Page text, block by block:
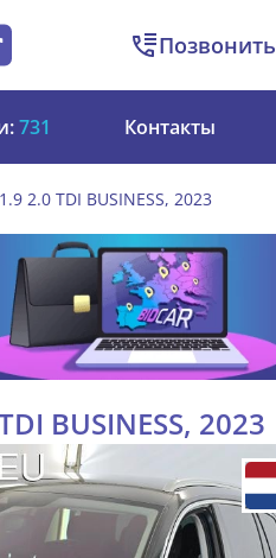
Позвонить
731 Контакты
2.0 TDI BUSINESS, 2023
BUSINESS, 2023